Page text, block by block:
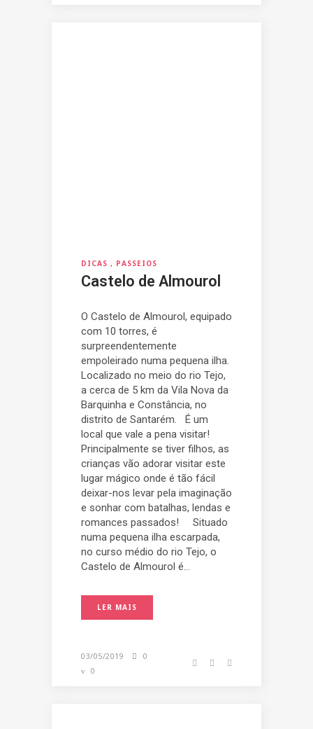
DICAS PASSEIOS
Castelo de Almourol
O Castelo de Almourol, equipado
com 10 torres, é
surpreendentemente
empoleirado numa pequena ilha.
Localizado no meio do rio Tejo,
a cerca de 5 km da Vila Nova da
Barquinha e Constância, no
distrito de Santarém. É um
local que vale a pena visitar!
Principalmente se tiver filhos, as
crianças vão adorar visitar este
lugar mágico onde é tão fácil
deixar-nos levar pela imaginação
e sonhar com batalhas, lendas e
romances passados! Situado
numa pequena ilha escarpada,
no curso médio do rio Tejo, o
Castelo de Almourol é...
LER MAIS
03/05/2019
0
0